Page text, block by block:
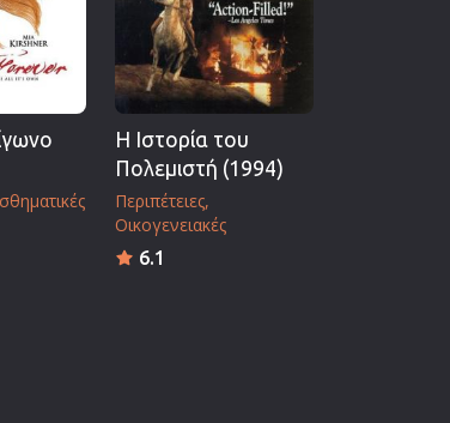
Η Ιστορία του
Πολεμιστή (1994)
Περιπέτειες
Οικογενειακές
6.1